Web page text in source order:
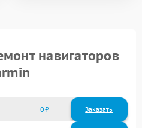
навигаторов
0 Заказать